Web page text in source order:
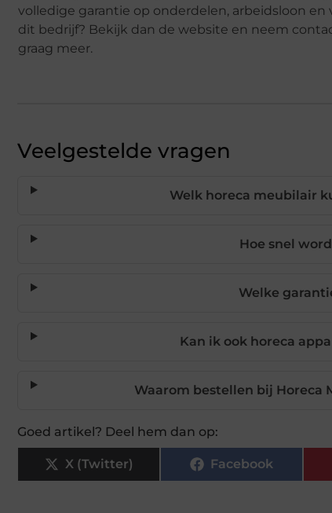
volledige garantie op onderdelen, arbeidsloon
dit bedrijf? Bekijk dan de website en neem
graag meer.
Veelgestelde vragen
Welk horeca meubilair
Hoe snel
Welke
Kan ik ook horeca
Waarom bestellen bij Horeca
Goed artikel? Deel hem dan op:
X (Twitter) Facebook